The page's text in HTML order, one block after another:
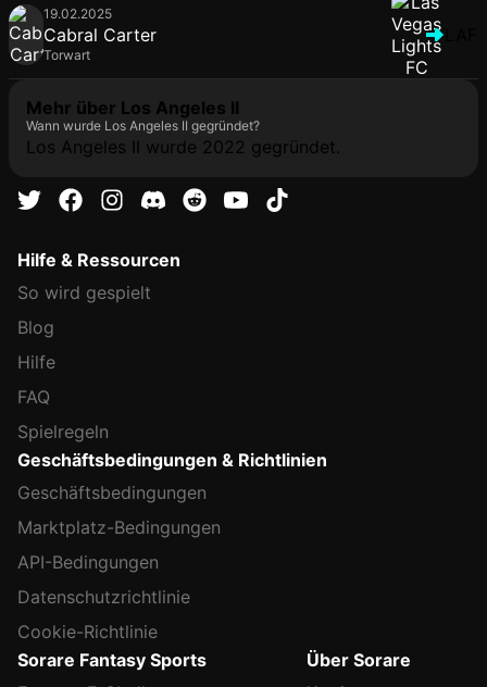
19.02.2025
Cabral Carter
Torwart
Mehr über Los Angeles II
Wann wurde Los Angeles II gegründet?
Los Angeles II wurde 2022 gegründet.
Hilfe & Ressourcen
So wird gespielt
Blog
Hilfe
FAQ
Spielregeln
Geschäftsbedingungen & Richtlinien
Geschäftsbedingungen
Marktplatz-Bedingungen
API-Bedingungen
Datenschutzrichtlinie
Cookie-Richtlinie
Sorare Fantasy Sports
Über Sorare